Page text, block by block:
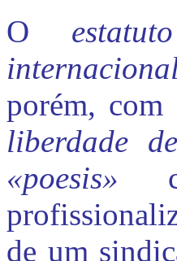
O
porém, com
liberdade
«poesis»
de um